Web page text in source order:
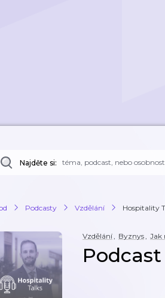
Najděte si:
Podcasty Vzdělání Hospitality
Vzdělání, Byznys, Jak